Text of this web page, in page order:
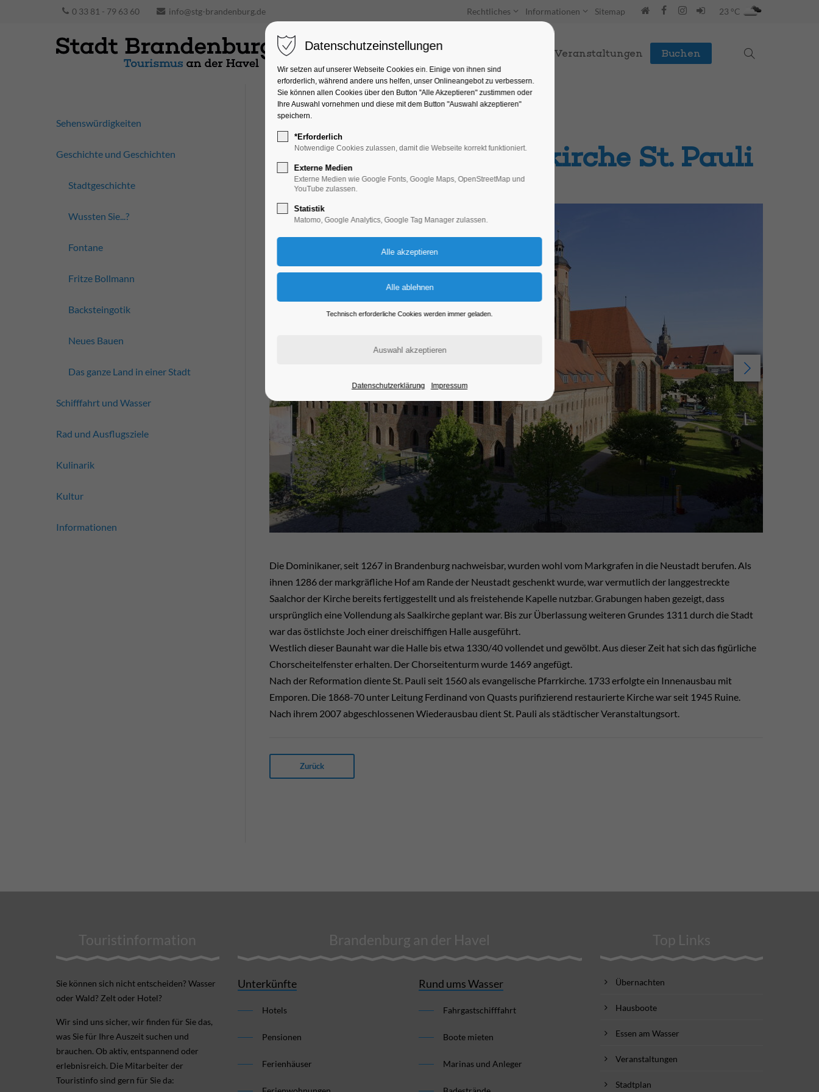
0 33 81 - 79 63 60 info@stg-brandenburg.de Rechtliches Informationen Sitemap 23 °C
Unterkünfte Entdecken & Erleben Veranstaltungen Buchen
Ehem. Dominikanerkirche St. Pauli
Die Dominikaner, seit 1267 in Brandenburg nachweisbar, wurden wohl vom Markgrafen in die Neustadt berufen. Als
ihnen 1286 der markgräfliche Hof am Rande der Neustadt geschenkt wurde, war vermutlich der langgestreckte
Saalchor der Kirche bereits fertiggestellt und als freistehende Kapelle nutzbar. Grabungen haben gezeigt, dass
ursprünglich eine Vollendung als Saalkirche geplant war. Bis zur Überlassung weiteren Grundes 1311 durch die Stadt
war das östlichste Joch einer dreischiffigen Halle ausgeführt.
Westlich dieser Baunaht war die Halle bis etwa 1330/40 vollendet und gewölbt. Aus dieser Zeit hat sich das figürliche
Chorscheitelfenster erhalten. Der Chorseitenturm wurde 1469 angefügt.
Nach der Reformation diente St. Pauli seit 1560 als evangelische Pfarrkirche. 1733 erfolgte ein Innenausbau mit
Emporen. Die 1868-70 unter Leitung Ferdinand von Quasts purifizierend restaurierte Kirche war seit 1945 Ruine.
Nach ihrem 2007 abgeschlossenen Wiederausbau dient St. Pauli als städtischer Veranstaltungsort.
Zurück
Sehenswürdigkeiten
Geschichte und Geschichten
Stadtgeschichte
Wussten Sie...?
Fontane
Fritze Bollmann
Backsteingotik
Neues Bauen
Das ganze Land in einer Stadt
Schifffahrt und Wasser
Rad und Ausflugsziele
Kulinarik
Kultur
Informationen
Touristinformation
Sie können sich nicht ent­scheiden? Wasser
oder Wald? Zelt oder Hotel?
Wir sind uns sicher, wir finden für Sie das,
was Sie für Ihre Aus­zeit suchen und
brauchen. Ob aktiv, ent­spannend oder
erlebnis­reich. Die Mitarbeiter der
Touristinfo sind gern für Sie da:
Brandenburg an der Havel
Unterkünfte
Hotels
Pensionen
Ferienhäuser
Rund ums Wasser
Fahrgastschifffahrt
Boote mieten
Marinas und Anleger
Top Links
Übernachten
Hausboote
Essen am Wasser
Veranstaltungen
Stadtplan
Datenschutzeinstellungen
Wir setzen auf unserer Webseite Cookies ein. Einige von ihnen sind
erforderlich, während andere uns helfen, unser Onlineangebot zu verbessern.
Sie können allen Cookies über den Button "Alle Akzeptieren" zustimmen oder
Ihre Auswahl vornehmen und diese mit dem Button "Auswahl akzeptieren"
speichern.
*Erforderlich
Notwendige Cookies zulassen, damit die Webseite korrekt funktioniert.
Externe Medien
Externe Medien wie Google Fonts, Google Maps, OpenStreetMap und
YouTube zulassen.
Statistik
Matomo, Google Analytics, Google Tag Manager zulassen.
Technisch erforderliche Cookies werden immer geladen.
Datenschutzerklärung Impressum